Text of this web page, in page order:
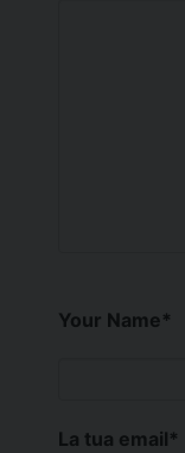
Your Name*
La tua email*